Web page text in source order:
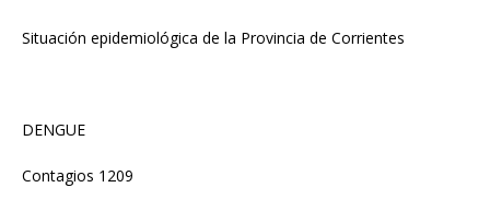
Situación epidemiológica de la Provincia de Corrientes
DENGUE
Contagios 1209